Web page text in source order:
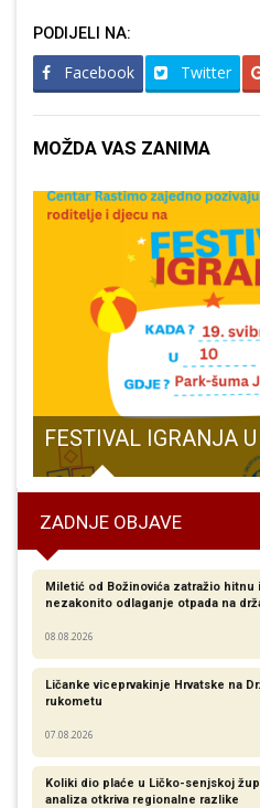
PODIJELI NA:
Facebook Twitter
MOŽDA VAS ZANIMA
ZADNJE OBJAVE
Miletić od Božinovića zatražio
nezakonito odlaganje otpada na
08.08.2026
Ličanke viceprvakinje Hrvatske na
rukometu
07.08.2026
Koliki dio plaće u Ličko-senjskoj
analiza otkriva regionalne razlike​